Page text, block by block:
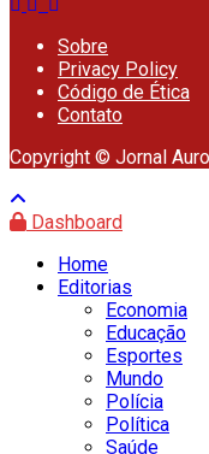
Sobre
Privacy Policy
Código de Ética
Contato
Copyright © Jornal
Dashboard
Home
Editorias
Economia
Educação
Esportes
Mundo
Polícia
Política
Saúde